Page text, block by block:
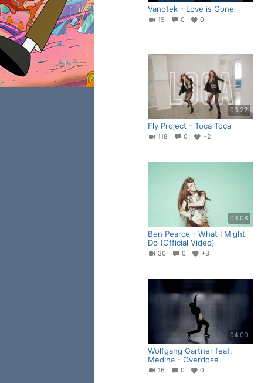
Vanotek - Love is Gone
19 0 0
03:22
Fly Project - Toca Toca
118 0 +2
03:08
Ben Pearce - What I Might
Do (Official Video)
30 0 +3
04:00
Wolfgang Gartner feat.
Medina - Overdose
16 0 0